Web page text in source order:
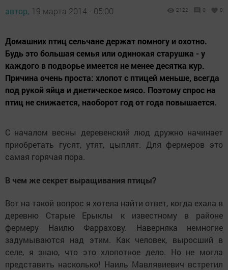
автор, 19 марта 2014 - 05:00 2122 0 0
Домашних птиц сельчане держат помногу и охотно.
Будь это большая семья или одинокая старушка - у
каждого в подворье имеется не менее десятка кур.
Причина очень проста: хлопот с птицей меньше, всегда
под рукой яйца и диетическое мясо. Поэтому спрос на
птиц не снижается, наоборот год от года повышается.
С началом весны деревенский люд дружно начинает
приобретать гусят, утят, цыплят. Для фермеров это
самая горячая пора.
В чем же секрет выращивания птицы?
Вот на такой вопрос я хотела найти ответ, когда ехала в
деревню Старые Ерыклы к известному в районе
фермеру Наилю Фаррахову. Наверняка немногие
задумываются над этим. Как человек, выросший в
селе, я знаю, что это хлопотное дело. Но не могла
представить насколько! Наиль Мавлявиевич встретил